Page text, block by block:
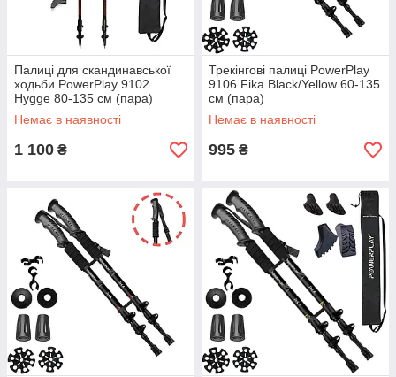
Палиці для скандинавської
ходьби PowerPlay 9102
Hygge 80-135 см (пара)
Немає в наявності
1 100 ₴
Трекінгові палиці PowerPlay
9106 Fika Black/Yellow 60-135
см (пара)
Немає в наявності
995 ₴